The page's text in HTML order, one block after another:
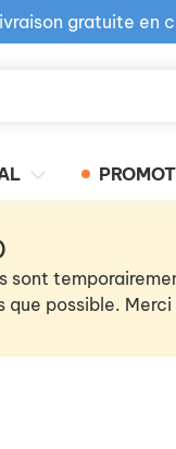
gratuite en
Retour produit
possible.